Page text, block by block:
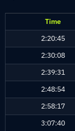
Time
2:20:45
2:30:08
2:39:31
2:48:54
2:58:17
3:07:40